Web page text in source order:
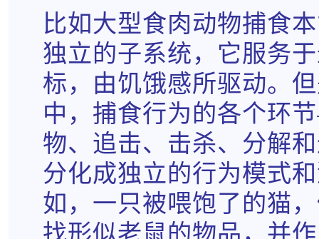
比如大型食肉动物捕食
独立的子系统，它服务
标，由饥饿感所驱动。
中，捕食行为的各个环
物、追击、击杀、分解
分化成独立的行为模式
如，一只被喂饱了的猫